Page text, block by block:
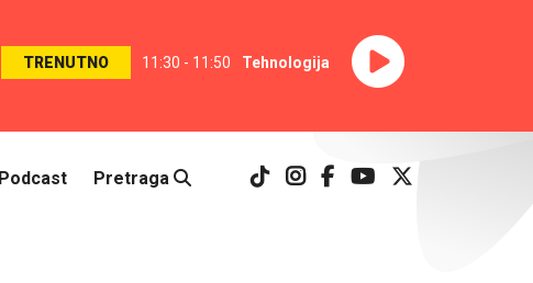
TRENUTNO 11:30 - 11:50 Tehnologija
Podcast Pretraga